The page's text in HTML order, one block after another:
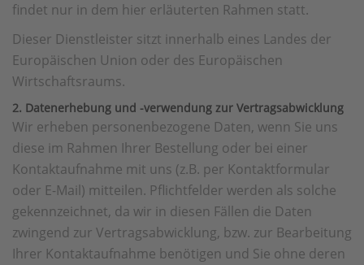
findet nur in dem hier erläuterten Rahmen statt.
Dieser Dienstleister sitzt innerhalb eines Landes der
Europäischen Union oder des Europäischen
Wirtschaftsraums.
2. Datenerhebung und -verwendung zur Vertragsabwicklung
Wir erheben personenbezogene Daten, wenn Sie uns
diese im Rahmen Ihrer Bestellung oder bei einer
Kontaktaufnahme mit uns (z.B. per Kontaktformular
oder E-Mail) mitteilen. Pflichtfelder werden als solche
gekennzeichnet, da wir in diesen Fällen die Daten
zwingend zur Vertragsabwicklung, bzw. zur Bearbeitung
Ihrer Kontaktaufnahme benötigen und Sie ohne deren